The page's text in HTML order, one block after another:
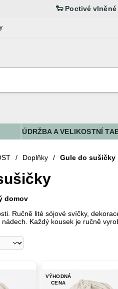
ÚDRŽBA A VELIKOSTNÍ
/ Doplňky / Gule do sušičky
domov
Ručně lité sójové svíčky,
Každý kousek je ručně
VÝHODNÁ
CENA